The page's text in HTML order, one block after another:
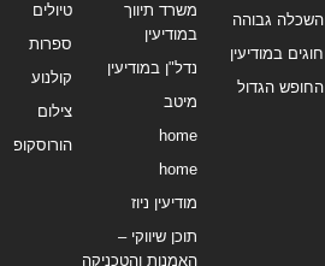
השכלה גבוהה
חוגים במודיעין
החופש הגדול
משרד תיווך
במודיעין
נדל"ן במודיעין
מיטב
home
home
מודיעין ניוז
תוכן שיווקי –
האמנות והטכניקה
טיולים
ספרות
קולנוע
צילום
הורוסקופ